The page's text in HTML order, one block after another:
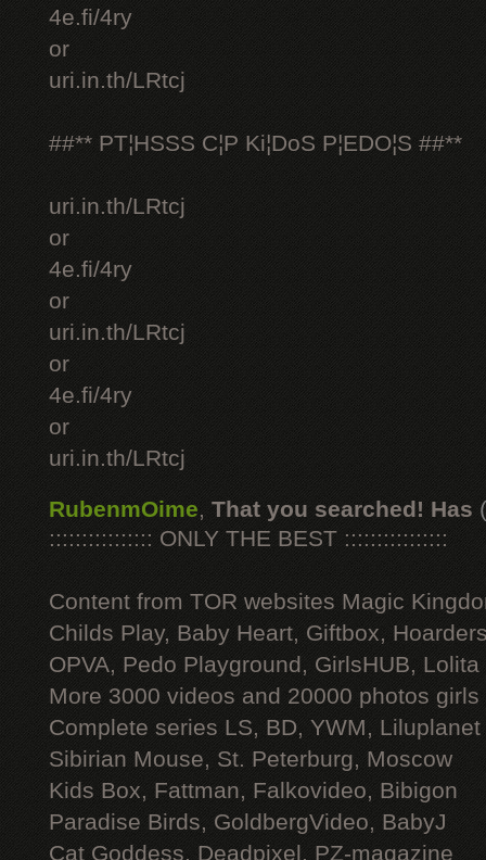
4e.fi/4ry
or
uri.in.th/LRtcj
##** PT¦HSSS C¦P Ki¦DoS P¦EDO¦S ##**
uri.in.th/LRtcj
or
4e.fi/4ry
or
uri.in.th/LRtcj
or
4e.fi/4ry
or
uri.in.th/LRtcj
RubenmOime, That you searched! Has
:::::::::::::::: ONLY THE BEST ::::::::::::::::
Content from TOR websites Magic
Childs Play, Baby Heart, Giftbox,
OPVA, Pedo Playground, GirlsHUB, Lolita
More 3000 videos and 20000 photos
Complete series LS, BD, YWM, Liluplanet
Sibirian Mouse, St. Peterburg, Moscow
Kids Box, Fattman, Falkovideo, Bibigon
Paradise Birds, GoldbergVideo, BabyJ
Cat Goddess, Deadpixel, PZ-magazine